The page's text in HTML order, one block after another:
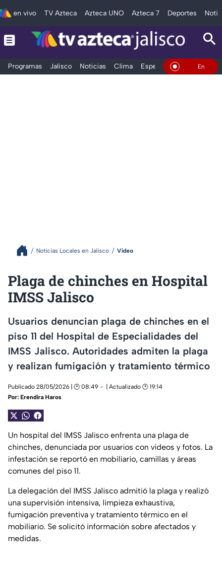
en vivo TV Azteca Azteca UNO Azteca 7 Deportes
Programas Jalisco Noticias Clima Espectáculos Deportes
En Vivo
Noticias Locales en Jalisco Video
Plaga de chinches en Hospital
IMSS Jalisco
Usuarios denuncian plaga de chinches en el
piso 11 del Hospital de Especialidades del
IMSS Jalisco. Autoridades admiten la plaga
y realizan fumigación y tratamiento térmico
Publicado 28/05/2026 | 🕑 08:49
| Actualizado 🕑 19:14
Por: Erendira Haros
Un hospital del IMSS Jalisco enfrenta una plaga de
chinches, denunciada por usuarios con videos y fotos. La
infestación se reportó en mobiliario, camillas y áreas
comunes del piso 11.
La delegación del IMSS Jalisco admitió la plaga y realizó
una supervisión intensiva, limpieza exhaustiva,
fumigación preventiva y tratamiento térmico en el
mobiliario. Se solicitó información sobre afectados y
medidas.